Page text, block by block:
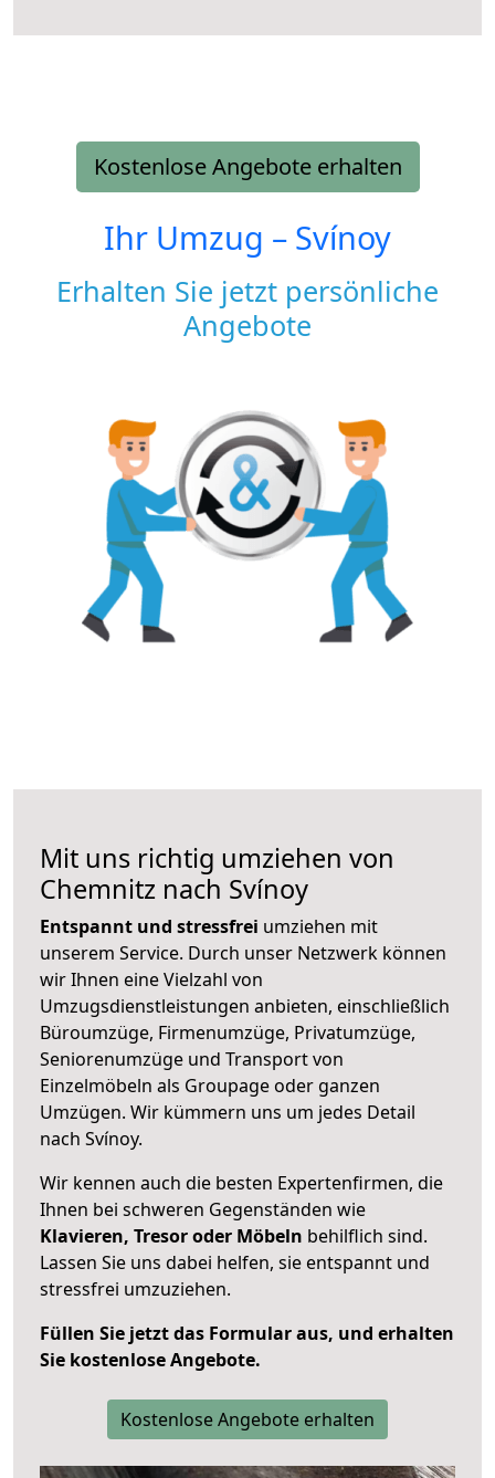
Kostenlose Angebote erhalten
Ihr Umzug – Svínoy
Erhalten Sie jetzt persönliche
Angebote
Mit uns richtig umziehen von
Chemnitz nach Svínoy
Entspannt und stressfrei umziehen mit
unserem Service. Durch unser Netzwerk können
wir Ihnen eine Vielzahl von
Umzugsdienstleistungen anbieten, einschließlich
Büroumzüge, Firmenumzüge, Privatumzüge,
Seniorenumzüge und Transport von
Einzelmöbeln als Groupage oder ganzen
Umzügen. Wir kümmern uns um jedes Detail
nach Svínoy.
Wir kennen auch die besten Expertenfirmen, die
Ihnen bei schweren Gegenständen wie
Klavieren, Tresor oder Möbeln behilflich sind.
Lassen Sie uns dabei helfen, sie entspannt und
stressfrei umzuziehen.
Füllen Sie jetzt das Formular aus, und erhalten
Sie kostenlose Angebote.
Kostenlose Angebote erhalten